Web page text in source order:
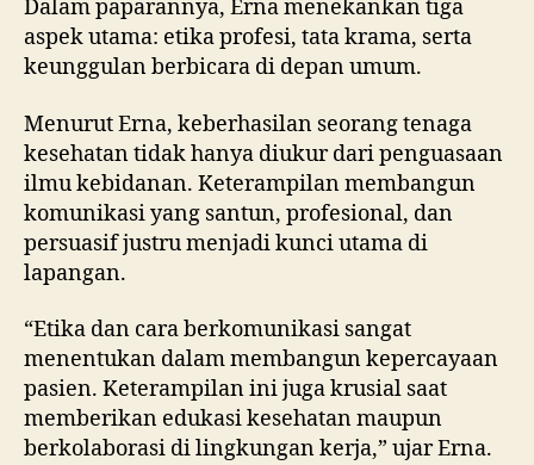
Dalam paparannya, Erna menekankan tiga
aspek utama: etika profesi, tata krama, serta
keunggulan berbicara di depan umum.
Menurut Erna, keberhasilan seorang tenaga
kesehatan tidak hanya diukur dari penguasaan
ilmu kebidanan. Keterampilan membangun
komunikasi yang santun, profesional, dan
persuasif justru menjadi kunci utama di
lapangan.
“Etika dan cara berkomunikasi sangat
menentukan dalam membangun kepercayaan
pasien. Keterampilan ini juga krusial saat
memberikan edukasi kesehatan maupun
berkolaborasi di lingkungan kerja,” ujar Erna.